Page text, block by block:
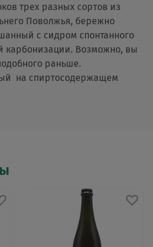
трех разных сортов из
Поволжья, бережно
с сидром спонтанного
карбонизации. Возможно, вы
раньше.
на спиртосодержащем